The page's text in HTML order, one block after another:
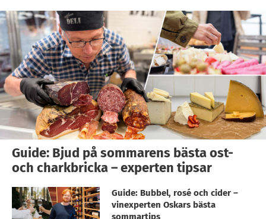
Guide: Bjud på sommarens bästa ost-
och charkbricka – experten tipsar
Guide: Bubbel, rosé och cider –
vinexperten Oskars bästa